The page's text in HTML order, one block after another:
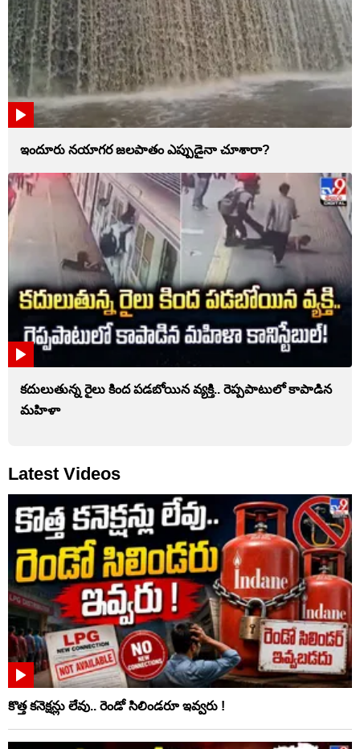
ఇందూరు నయాగర జలపాతం ఎప్పుడైనా చూశారా?
కదులుతున్న రైలు కింద పడబోయిన వ్యక్తి.. రెప్పపాటులో కాపాడిన
మహిళా
Latest Videos
కొత్త కనెక్షన్లు లేవు.. రెండో సిలిండరూ ఇవ్వరు !